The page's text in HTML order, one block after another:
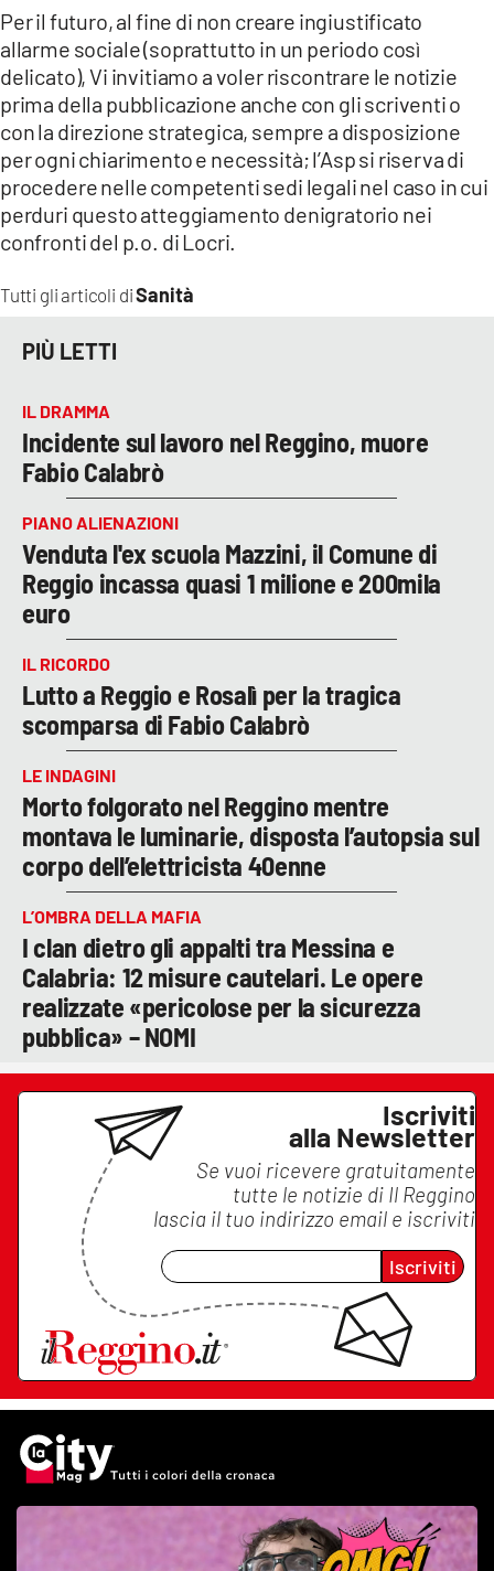
ILVIBONESE.IT
CATANZAROCHANNEL.IT
LACAPITALENEWS.IT
App
ANDROID
Tutti gli articoli diSanità
Per il futuro, al fine di non creare ingiustificato
allarme sociale (soprattutto in un periodo così
delicato), Vi invitiamo a voler riscontrare le notizie
prima della pubblicazione anche con gli scriventi o
con la direzione strategica, sempre a disposizione
per ogni chiarimento e necessità; l’Asp si riserva di
procedere nelle competenti sedi legali nel caso in cui
perduri questo atteggiamento denigratorio nei
confronti del p.o. di Locri.
PIÙ LETTI
IL DRAMMA
Incidente sul lavoro nel Reggino, muore
Fabio Calabrò
PIANO ALIENAZIONI
Venduta l'ex scuola Mazzini, il Comune di
Reggio incassa quasi 1 milione e 200mila
euro
IL RICORDO
Lutto a Reggio e Rosalì per la tragica
scomparsa di Fabio Calabrò
LE INDAGINI
Morto folgorato nel Reggino mentre
montava le luminarie, disposta l’autopsia sul
corpo dell’elettricista 40enne
L’OMBRA DELLA MAFIA
I clan dietro gli appalti tra Messina e
Calabria: 12 misure cautelari. Le opere
realizzate «pericolose per la sicurezza
pubblica» – NOMI
Iscriviti
alla Newsletter
Se vuoi ricevere gratuitamente
tutte le notizie di Il Reggino
lascia il tuo indirizzo email e iscriviti
Iscriviti